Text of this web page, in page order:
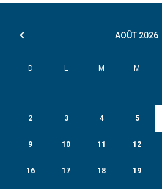
AOÛT 2026
D L M M
2 3 4 5
9 10 11 12
16 17 18 19